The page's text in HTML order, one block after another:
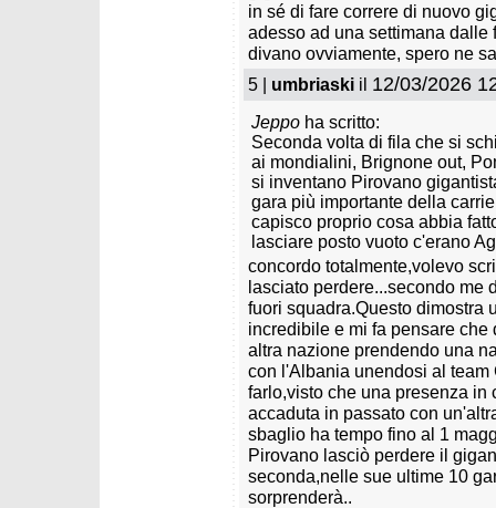
in sé di fare correre di nuovo
adesso ad una settimana
divano ovviamente, spero ne
5 | umbriaski il 12/03/2026
Jeppo ha scritto:
Seconda volta di fila che si
ai mondialini, Brignone out,
si inventano Pirovano
gara più importante della
capisco proprio cosa abbia
lasciare posto vuoto c'erano
concordo totalmente,volevo
lasciato perdere...secondo me
fuori squadra.Questo dimostra
incredibile e mi fa pensare
altra nazione prendendo una
con l'Albania unendosi al
farlo,visto che una presenza
accaduta in passato con
sbaglio ha tempo fino al 1
Pirovano lasciò perdere il
seconda,nelle sue ultime 10
sorprenderà..